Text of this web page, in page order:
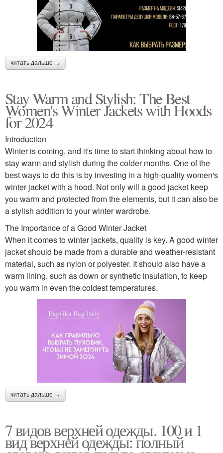
читать дальше →
Stay Warm and Stylish: The Best
Women's Winter Jackets with Hoods
for 2024
Introduction
Winter is coming, and it's time to start thinking about how to
stay warm and stylish during the colder months. One of the
best ways to do this is by investing in a high-quality women's
winter jacket with a hood. Not only will a good jacket keep
you warm and protected from the elements, but it can also be
a stylish addition to your winter wardrobe.
The Importance of a Good Winter Jacket
When it comes to winter jackets, quality is key. A good winter
jacket should be made from a durable and weather-resistant
material, such as nylon or polyester. It should also have a
warm lining, such as down or synthetic insulation, to keep
you warm in even the coldest temperatures.
читать дальше →
7 видов верхней одежды. 100 и 1
вид верхней одежды: полный